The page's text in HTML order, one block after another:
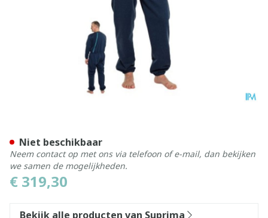
€ 319,30
Niet beschikbaar
Neem contact op met ons via telefoon of e-mail, dan bekijken
we samen de mogelijkheden.
Bekijk alle producten van Suprima